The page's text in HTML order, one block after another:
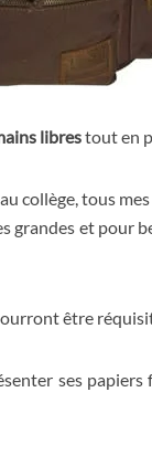
librestout en
collège, tous
grandes et pour
être
ses papiers